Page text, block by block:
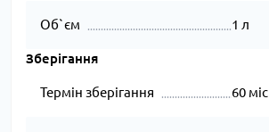
Об`єм 1 л
Зберігання
Термін зберігання 60 міс